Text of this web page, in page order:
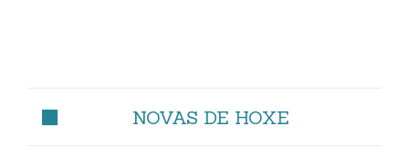
NOVAS DE HOXE